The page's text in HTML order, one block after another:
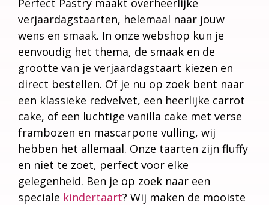
verjaardagstaarten, helemaal naar jouw
wens en smaak. In onze webshop kun je
eenvoudig het thema, de smaak en de
grootte van je verjaardagstaart kiezen en
direct bestellen. Of je nu op zoek bent naar
een klassieke redvelvet, een heerlijke carrot
cake, of een luchtige vanilla cake met verse
frambozen en mascarpone vulling, wij
hebben het allemaal. Onze taarten zijn fluffy
en niet te zoet, perfect voor elke
gelegenheid. Ben je op zoek naar een
speciale kindertaart? Wij maken de mooiste